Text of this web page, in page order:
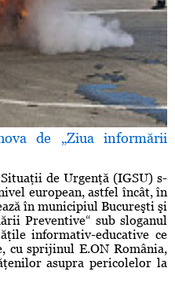
de „Ziua informării
de Urgenţă (IGSU) s-
european, astfel încât, în
în municipiul Bucureşti şi
Preventive“ sub sloganul
informativ-educative ce
cu sprijinul E.ON România,
asupra pericolelor la